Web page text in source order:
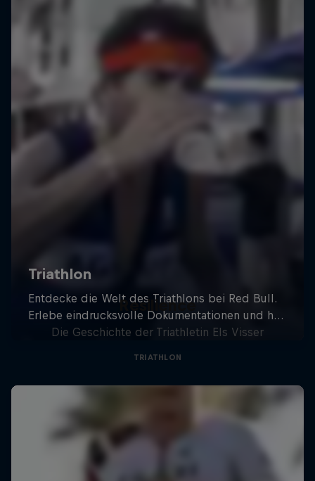
Resilience
Die Geschichte der Triathletin Els Visser
TRIATHLON